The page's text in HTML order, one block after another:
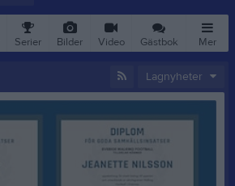
Serier Bilder Video Gästbok Mer
Lagnyheter